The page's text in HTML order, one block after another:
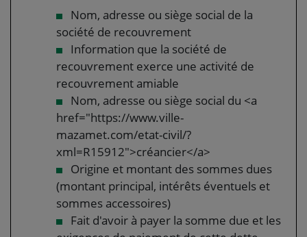
Nom, adresse ou siège social de la
société de recouvrement
Information que la société de
recouvrement exerce une activité de
recouvrement amiable
Nom, adresse ou siège social du <a
href="https://www.ville-
mazamet.com/etat-civil/?
xml=R15912">créancier</a>
Origine et montant des sommes dues
(montant principal, intérêts éventuels et
sommes accessoires)
Fait d'avoir à payer la somme due et les